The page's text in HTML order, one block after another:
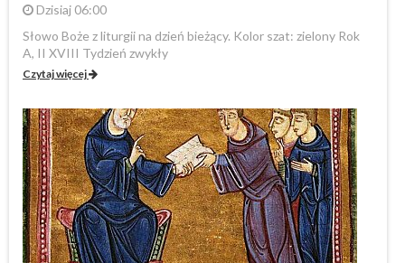
Dzisiaj 06:00
Słowo Boże z liturgii na dzień bieżący. Kolor szat: zielony Rok
A, II XVIII Tydzień zwykły
Czytaj więcej